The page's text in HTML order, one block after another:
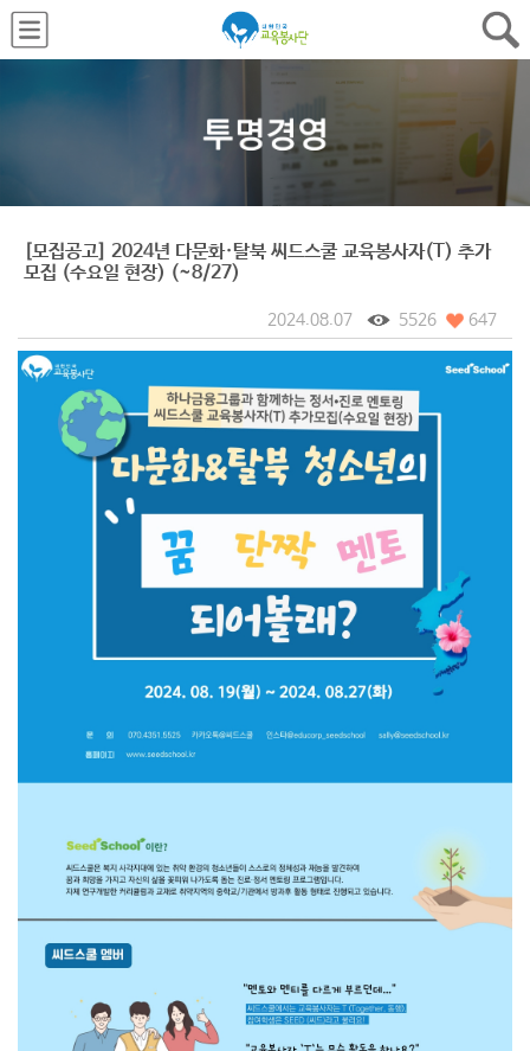
[모집공고] 2024년 다문화·탈북 씨드스쿨 교육봉사자(T) 추가
모집 (수요일 현장) (~8/27)
2024.08.07 5526 647